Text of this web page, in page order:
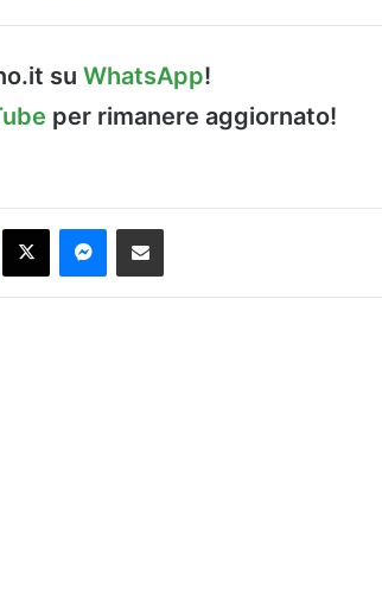
su WhatsApp!
per rimanere aggiornato!
X Messenger
Condividi via Email